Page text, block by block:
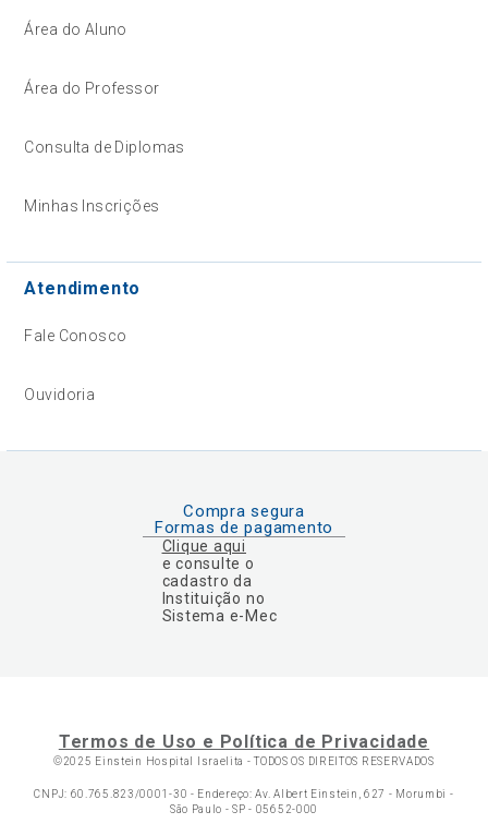
Área do Aluno
Área do Professor
Consulta de Diplomas
Minhas Inscrições
Atendimento
Fale Conosco
Ouvidoria
Compra segura
Formas de pagamento
Clique aqui
e consulte o
cadastro da
Instituição no
Sistema e-Mec
Termos de Uso e Política de Privacidade
©2025 Einstein Hospital Israelita -TODOS OS DIREITOS RESERVADOS
CNPJ: 60.765.823/0001-30 - Endereço: Av. Albert Einstein, 627 - Morumbi -
São Paulo - SP - 05652-000